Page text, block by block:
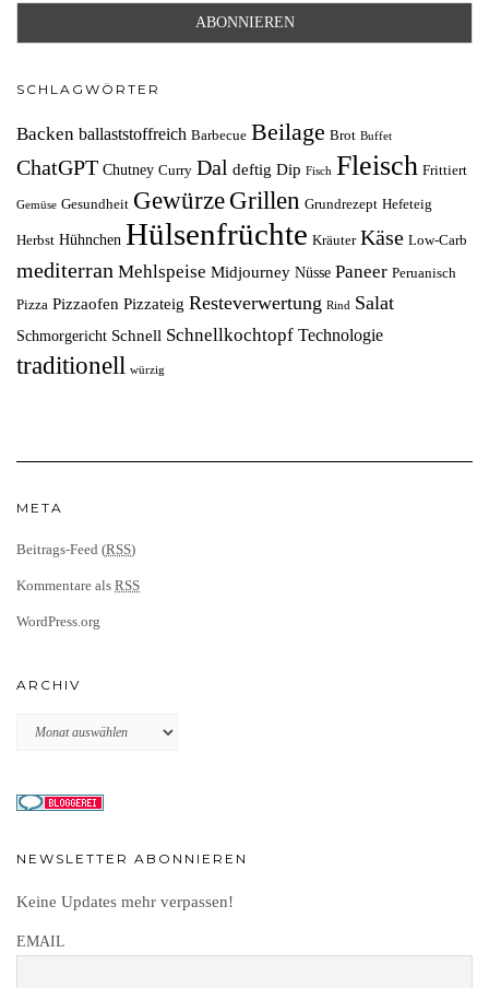
SCHLAGWÖRTER
Backen ballaststoffreich Barbecue Beilage Brot Buffet
ChatGPT Chutney Curry Dal deftig Dip Fisch Fleisch Frittiert
Gemüse Gesundheit Gewürze Grillen Grundrezept Hefeteig
Herbst Hühnchen Hülsenfrüchte Kräuter Käse Low-Carb
mediterran Mehlspeise Midjourney Nüsse Paneer Peruanisch
Pizza Pizzaofen Pizzateig Resteverwertung Rind Salat
Schmorgericht Schnell Schnellkochtopf Technologie
traditionell würzig
META
Beitrags-Feed (RSS)
Kommentare als RSS
WordPress.org
ARCHIV
Archiv
NEWSLETTER ABONNIEREN
Keine Updates mehr verpassen!
EMAIL